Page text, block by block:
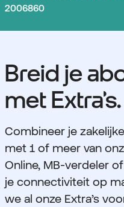
2006860
Breid je
met Extra’s.
Combineer je
met 1 of meer van
Online, MB-verdeler
je connectiviteit op
we al onze Extra’s